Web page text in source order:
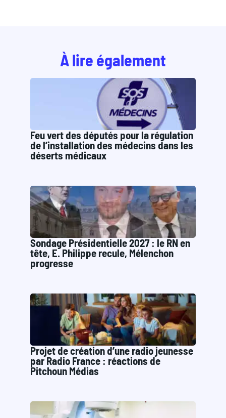
À lire également
Feu vert des députés pour la régulation
de l’installation des médecins dans les
déserts médicaux
Sondage Présidentielle 2027 : le RN en
tête, E. Philippe recule, Mélenchon
progresse
Projet de création d’une radio jeunesse
par Radio France : réactions de
Pitchoun Médias